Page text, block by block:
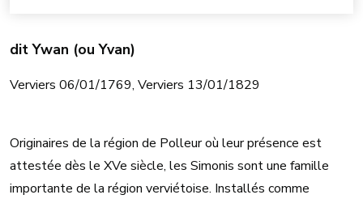
dit Ywan (ou Yvan)
Verviers 06/01/1769, Verviers 13/01/1829
Originaires de la région de Polleur où leur présence est
attestée dès le XVe siècle, les Simonis sont une famille
importante de la région verviétoise. Installés comme